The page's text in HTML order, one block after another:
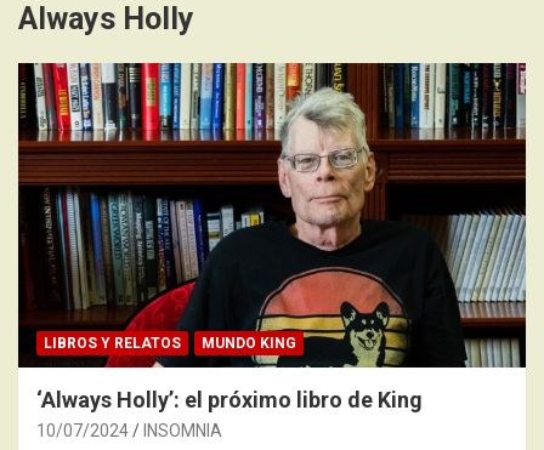
Always Holly
LIBROS Y RELATOS MUNDO KING
‘Always Holly’: el próximo libro de King
10/07/2024 INSOMNIA